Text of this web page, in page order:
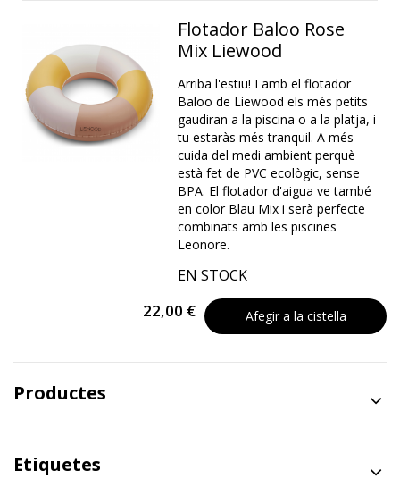
Flotador Baloo Rose
Mix Liewood
Arriba l'estiu! I amb el flotador
Baloo de Liewood els més petits
gaudiran a la piscina o a la platja, i
tu estaràs més tranquil. A més
cuida del medi ambient perquè
està fet de PVC ecològic, sense
BPA. El flotador d'aigua ve també
en color Blau Mix i serà perfecte
combinats amb les piscines
Leonore.
EN STOCK
22,00 € Afegir a la cistella
Productes
Etiquetes